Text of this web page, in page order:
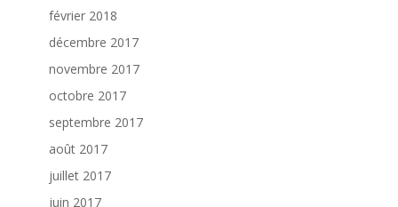
février 2018
décembre 2017
novembre 2017
octobre 2017
septembre 2017
août 2017
juillet 2017
juin 2017